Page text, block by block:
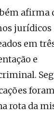
afirma
jurídicos
em
e
rota da